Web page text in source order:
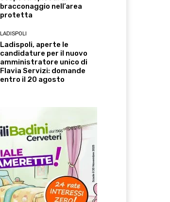
bracconaggio nell’area
protetta
LADISPOLI
Ladispoli, aperte le
candidature per il nuovo
amministratore unico di
Flavia Servizi: domande
entro il 20 agosto